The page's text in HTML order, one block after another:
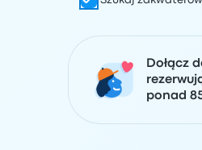
Dołącz
ponad